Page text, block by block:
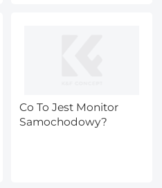
Co To Jest Monitor
Samochodowy?